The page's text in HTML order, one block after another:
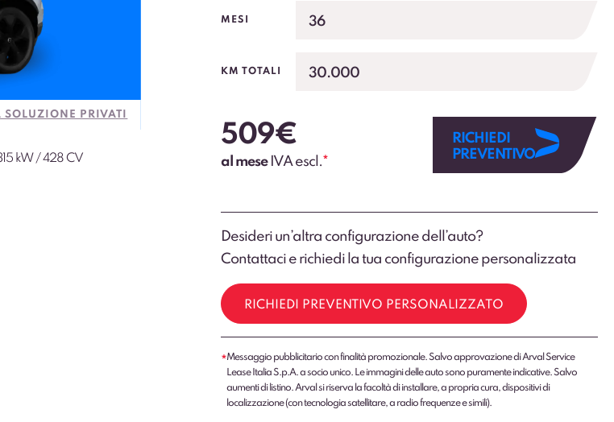
SOLUZIONE PRIVATI
kW / 428 CV
MESI 36
KM TOTALI 30.000
509€
al mese IVA escl.*
RICHIEDI
PREVENTIVO
Desideri un’altra configurazione dell’auto?
Contattaci e richiedi la tua configurazione personalizzata
RICHIEDI PREVENTIVO PERSONALIZZATO
*Messaggio pubblicitario con finalità promozionale. Salvo approvazione di Arval Service
Lease Italia S.p.A. a socio unico. Le immagini delle auto sono puramente indicative. Salvo
aumenti di listino. Arval si riserva la facoltà di installare, a propria cura, dispositivi di
localizzazione (con tecnologia satellitare, a radio frequenze e simili).